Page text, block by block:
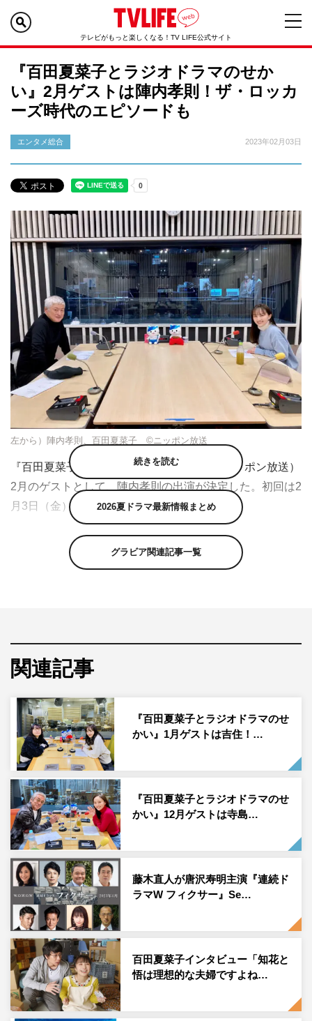
テレビがもっと楽しくなる！TV LIFE公式サイト
『百田夏菜子とラジオドラマのせか
い』2月ゲストは陣内孝則！ザ・ロッカ
ーズ時代のエピソードも
エンタメ総合 2023年02月03日
左から）陣内孝則、百田夏菜子 ©ニッポン放送
『百田夏菜子とラジオドラマのせかい』（ニッポン放送）
2月のゲストとして、陣内孝則の出演が決定した。初回は2
月3日（金）24時53分から放送される。
ももいろクローバーZの百田夏菜子が、毎週金曜の夜に届
けている『百田夏菜子とラジオドラマのせかい』。本プロ
このたび、2月のゲストとして、俳優・陣内孝則が出演決
定。百田と陣内の2人で、「レコード店の店主と客」「上
いう異なるシチュエーションで4役に挑む。
ラジオドラマへの出演は30年以上ぶりという陣内。収録後
のアフタートークでは、ドラマにも盛り込まれた陣内の実
体験でもある、荒井由実の「卒業写真」にまつわる思い出
の話に。学生時代の恋愛において、この曲が欠かせない存
在になったそうで、百田も「名曲だからこそのエピソード
ですね！」と驚いていたそうだ。
また、ザ・ロッカーズとしてバンド活動をしていた当時
の、貧しくも青春だったというエピソードもふんだんに語
られ、百田は終始驚きながら話を聞いていたという。こち
らの模様は番組の公式YouTubeチャンネルで、全4話の放
送が終わってから公開される。
百田と陣内でつづる“ラジオドラマのせかい”は2月3日、10
日、24日、3月3日（金）に放送される予定だ（※2月17日
は特別番組編成のため放送休止）。
続きを読む
2026夏ドラマ最新情報まとめ
グラビア関連記事一覧
関連記事
『百田夏菜子とラジオドラマのせ
かい』1月ゲストは吉住！…
『百田夏菜子とラジオドラマのせ
かい』12月ゲストは寺島…
藤木直人が唐沢寿明主演『連続ド
ラマW フィクサー』Se…
百田夏菜子インタビュー「知花と
悟は理想的な夫婦ですよね…